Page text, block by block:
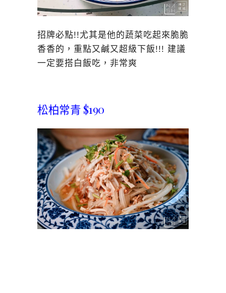
招牌必點!!尤其是他的蔬菜吃起來脆脆
香香的，重點又鹹又超級下飯!!! 建議
一定要搭白飯吃，非常爽
松柏常青 $190